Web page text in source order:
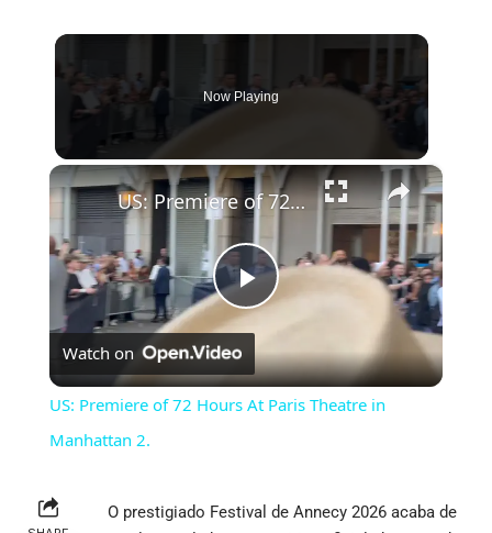
Now Playing
×
Play
Video
US: Premiere of 72 Hours At Paris Theatre in Manhattan 2.
Watch on
US: Premiere of 72 Hours At Paris Theatre in
Manhattan 2.
O prestigiado Festival de Annecy 2026 acaba de